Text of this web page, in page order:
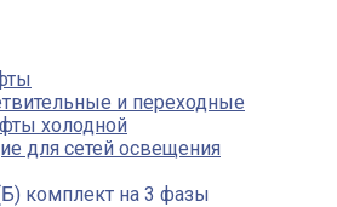
и переходные
холодной
для сетей освещения
комплект на 3 фазы